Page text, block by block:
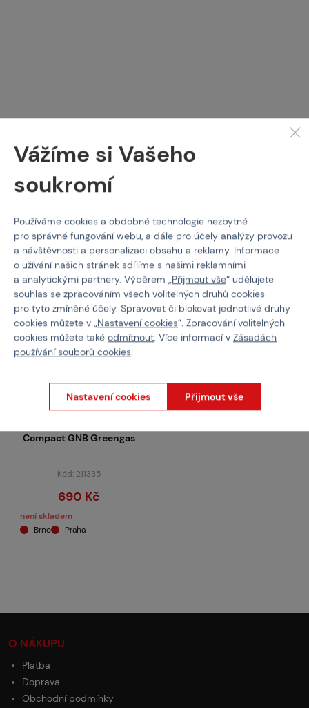
ASG
WESSON 6 mm - 25ks
Kód: 211049set
není skladem
Brno
Praha
UMAREX
není skladem
Brno
Praha
ASG
Compact GNB Greengas
Kód: 211335
690 Kč
není skladem
Brno
Praha
O NÁKUPU
Platba
Doprava
Obchodní podmínky
Vážíme si Vašeho
soukromí
Používáme cookies a obdobné technologie nezbytné
pro správné fungování webu, a dále pro účely analýzy provozu
a návštěvnosti a personalizaci obsahu a reklamy. Informace
o užívání našich stránek sdílíme s našimi reklamními
a analytickými partnery. Výběrem „Přijmout vše“ udělujete
souhlas se zpracováním všech volitelných druhů cookies
pro tyto zmíněné účely. Spravovat či blokovat jednotlivé druhy
cookies můžete v „Nastavení cookies“. Zpracování volitelných
cookies můžete také odmítnout. Více informací v Zásadách
používání souborů cookies.
Nastavení cookies Přijmout vše